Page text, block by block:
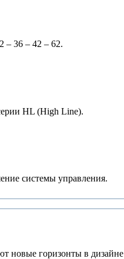
– 36 – 42 – 62.
HL (High Line).
системы управления.
новые горизонты в дизайне